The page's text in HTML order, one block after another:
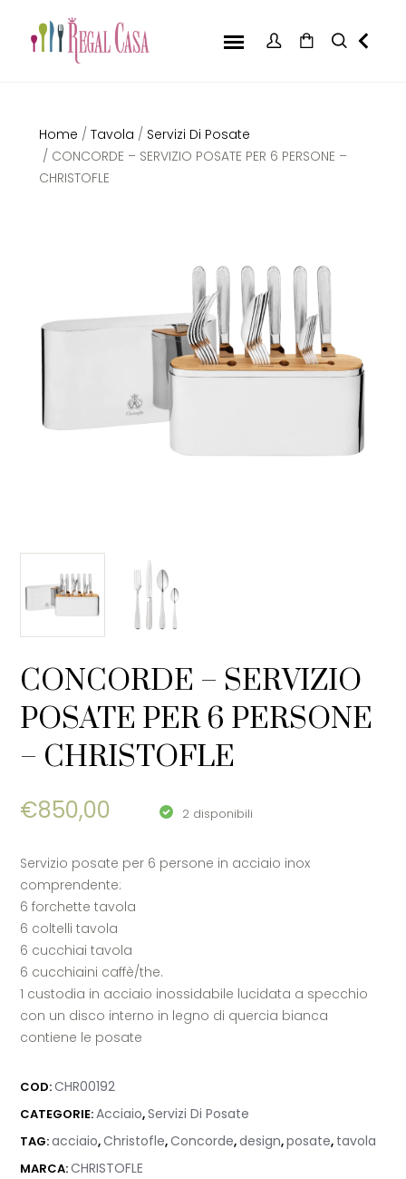
Home / Tavola / Servizi Di Posate
/ CONCORDE – SERVIZIO POSATE PER 6 PERSONE –
CHRISTOFLE
CONCORDE – SERVIZIO
POSATE PER 6 PERSONE
– CHRISTOFLE
€850,00 2 disponibili
Servizio posate per 6 persone in acciaio inox
comprendente:
6 forchette tavola
6 coltelli tavola
6 cucchiai tavola
6 cucchiaini caffè/the.
1 custodia in acciaio inossidabile lucidata a specchio
con un disco interno in legno di quercia bianca
contiene le posate
COD:CHR00192
CATEGORIE:Acciaio,Servizi Di Posate
TAG:acciaio,Christofle,Concorde,design,posate, tavola
MARCA:CHRISTOFLE